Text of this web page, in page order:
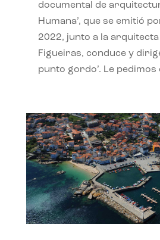
documental de
Humana’, que se emitió
2022, junto a la
Figueiras, conduce y
punto gordo’. Le